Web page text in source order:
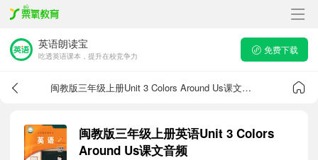
英语朗读宝
吃透英语课本，提升在校竞争力
免费下载
闽教版三年级上册Unit 3 Colors Around Us课文音频
闽教版三年级上册英语Unit 3 Colors
Around Us课文音频